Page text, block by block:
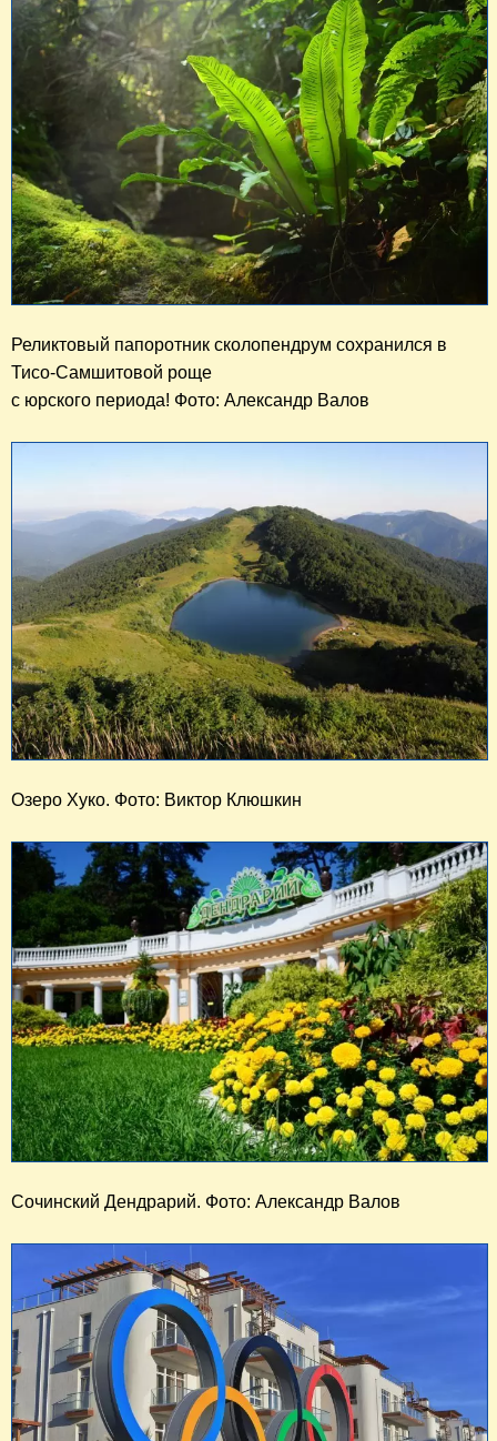
Реликтовый папоротник сколопендрум сохранился в
Тисо-Самшитовой роще
с юрского периода! Фото: Александр Валов
Озеро Хуко. Фото: Виктор Клюшкин
Сочинский Дендрарий. Фото: Александр Валов